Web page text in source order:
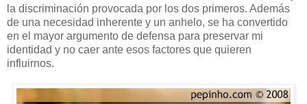
la discriminación provocada por los dos primeros. Además
de una necesidad inherente y un anhelo, se ha convertido
en el mayor argumento de defensa para preservar mi
identidad y no caer ante esos factores que quieren
influirnos.